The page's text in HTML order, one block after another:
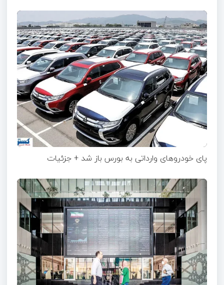
پای خودروهای وارداتی به بورس باز شد + جزئیات